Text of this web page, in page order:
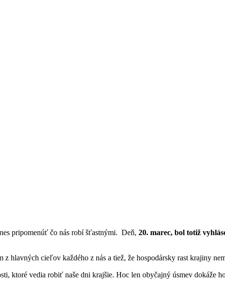
pripomenúť čo nás robí šťastnými. Deň, 20. marec, bol totiž
hlavných cieľov každého z nás a tiež, že hospodársky rast krajiny
ktoré vedia robiť naše dni krajšie. Hoc len obyčajný úsmev dokáže